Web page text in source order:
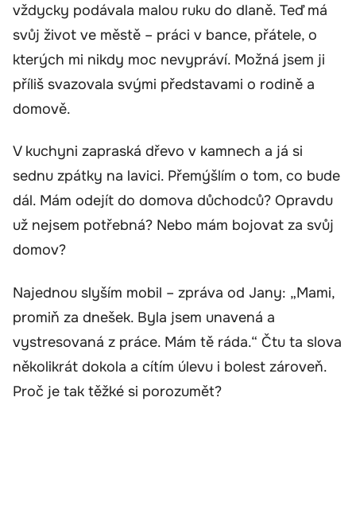
vždycky podávala malou ruku do dlaně. Teď má
svůj život ve městě – práci v bance, přátele, o
kterých mi nikdy moc nevypráví. Možná jsem ji
příliš svazovala svými představami o rodině a
domově.
V kuchyni zapraská dřevo v kamnech a já si
sednu zpátky na lavici. Přemýšlím o tom, co bude
dál. Mám odejít do domova důchodců? Opravdu
už nejsem potřebná? Nebo mám bojovat za svůj
domov?
Najednou slyším mobil – zpráva od Jany: „Mami,
promiň za dnešek. Byla jsem unavená a
vystresovaná z práce. Mám tě ráda.“ Čtu ta slova
několikrát dokola a cítím úlevu i bolest zároveň.
Proč je tak těžké si porozumět?